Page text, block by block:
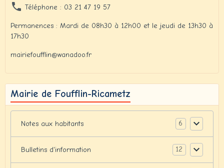
Téléphone : 03 21 47 19 57
Permanences : Mardi de 08h30 à 12h00 et le jeudi de 13h30 à
17h30
mairiefoufflin@wanadoo.fr
Mairie de Foufflin-Ricametz
Notes aux habitants 6
Bulletins d'information 12